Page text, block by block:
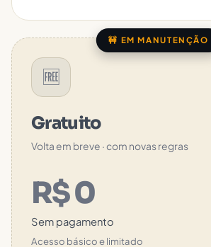
🚧 EM MANUTENÇÃO
🆓
Gratuito
Volta em breve · com novas regras
R$ 0
Sem pagamento
Acesso básico e limitado